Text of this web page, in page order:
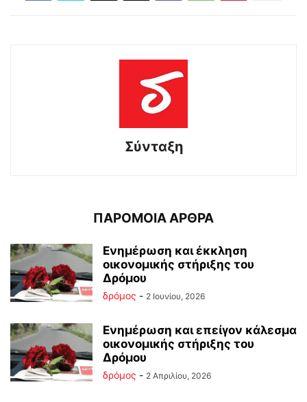
Σύνταξη
ΠΑΡΟΜΟΙΑ ΑΡΘΡΑ
Ενημέρωση και έκκληση
οικονομικής στήριξης του
Δρόμου
δρόμος - 2 Ιουνίου, 2026
Ενημέρωση και επείγον κάλεσμα
οικονομικής στήριξης του
Δρόμου
δρόμος - 2 Απριλίου, 2026